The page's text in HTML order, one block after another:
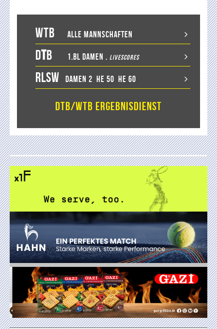
WTB Alle Mannschaften
DTB 1.BL Damen . LiveScores
RLSW Damen 2 He 50 He 60
DTB/WTB Ergebnisdienst